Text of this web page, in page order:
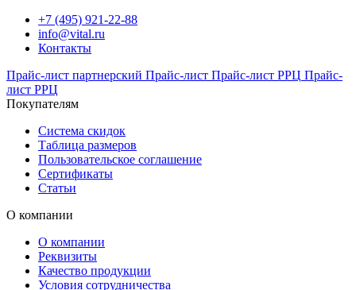
+7 (495) 921-22-88
info@vital.ru
Контакты
Прайс-лист партнерский Прайс-лист Прайс-лист РРЦ Прайс-
лист РРЦ
Покупателям
Система скидок
Таблица размеров
Пользовательское соглашение
Сертификаты
Статьи
О компании
О компании
Реквизиты
Качество продукции
Условия сотрудничества